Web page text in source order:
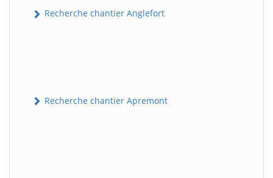
Recherche chantier Anglefort
Recherche chantier Apremont